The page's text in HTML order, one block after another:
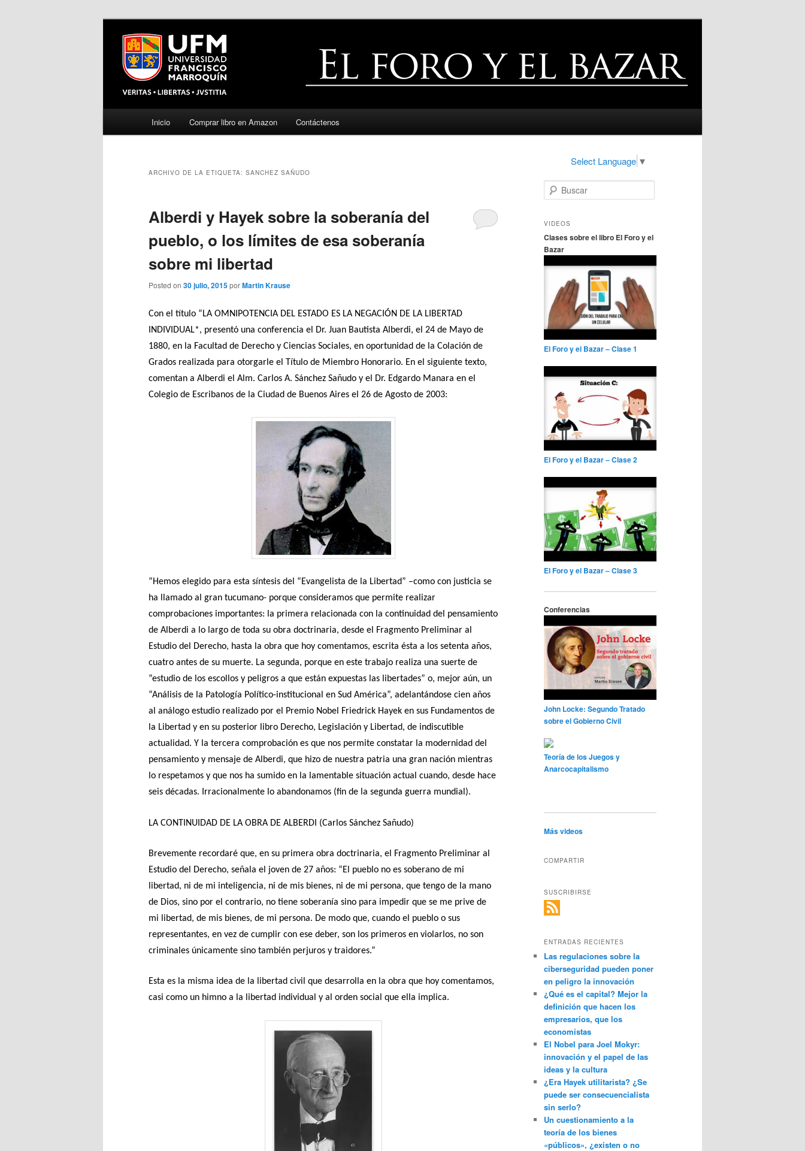
Ir
principal
Ir
secundario
Inicio Comprar libro en Amazon Contáctenos
Select Language ▼
ARCHIVO DE LA ETIQUETA: SANCHEZ SAÑUDO
Alberdi y Hayek sobre la soberanía del
pueblo, o los límites de esa soberanía
sobre mi libertad
Posted on 30 julio, 2015porMartin Krause
Con el título “LA OMNIPOTENCIA DEL ESTADO ES LA NEGACIÓN DE LA LIBERTAD
INDIVIDUAL*, presentó una conferencia el Dr. Juan Bautista Alberdi, el 24 de Mayo de
1880, en la Facultad de Derecho y Ciencias Sociales, en oportunidad de la Colación de
Grados realizada para otorgarle el Título de Miembro Honorario. En el siguiente texto,
comentan a Alberdi el Alm. Carlos A. Sánchez Sañudo y el Dr. Edgardo Manara en el
Colegio de Escribanos de la Ciudad de Buenos Aires el 26 de Agosto de 2003:
“Hemos elegido para esta síntesis del “Evangelista de la Libertad” –como con justicia se
ha llamado al gran tucumano- porque consideramos que permite realizar
comprobaciones importantes: la primera relacionada con la continuidad del pensamiento
de Alberdi a lo largo de toda su obra doctrinaria, desde el Fragmento Preliminar al
Estudio del Derecho, hasta la obra que hoy comentamos, escrita ésta a los setenta años,
cuatro antes de su muerte. La segunda, porque en este trabajo realiza una suerte de
“estudio de los escollos y peligros a que están expuestas las libertades” o, mejor aún, un
“Análisis de la Patología Político-institucional en Sud América”, adelantándose cien años
al análogo estudio realizado por el Premio Nobel Friedrick Hayek en sus Fundamentos de
la Libertad y en su posterior libro Derecho, Legislación y Libertad, de indiscutible
actualidad. Y la tercera comprobación es que nos permite constatar la modernidad del
pensamiento y mensaje de Alberdi, que hizo de nuestra patria una gran nación mientras
lo respetamos y que nos ha sumido en la lamentable situación actual cuando, desde hace
seis décadas. Irracionalmente lo abandonamos (fin de la segunda guerra mundial).
LA CONTINUIDAD DE LA OBRA DE ALBERDI (Carlos Sánchez Sañudo)
Brevemente recordaré que, en su primera obra doctrinaria, el Fragmento Preliminar al
Estudio del Derecho, señala el joven de 27 años: “El pueblo no es soberano de mi
libertad, ni de mi inteligencia, ni de mis bienes, ni de mi persona, que tengo de la mano
de Dios, sino por el contrario, no tiene soberanía sino para impedir que se me prive de
mi libertad, de mis bienes, de mi persona. De modo que, cuando el pueblo o sus
representantes, en vez de cumplir con ese deber, son los primeros en violarlos, no son
criminales únicamente sino también perjuros y traidores.”
Esta es la misma idea de la libertad civil que desarrolla en la obra que hoy comentamos,
casi como un himno a la libertad individual y al orden social que ella implica.
u
c
r
VIDEOS
Clases sobre el libro El Foro y el
Bazar
El Foro y el Bazar – Clase 1
El Foro y el Bazar – Clase 2
El Foro y el Bazar – Clase 3
Conferencias
John Locke: Segundo Tratado
sobre el Gobierno Civil
Teoría de los Juegos y
Anarcocapitalismo
Más videos
COMPARTIR
SUSCRIBIRSE
ENTRADAS RECIENTES
Las regulaciones sobre la
ciberseguridad pueden poner
en peligro la innovación
¿Qué es el capital? Mejor la
definición que hacen los
empresarios, que los
economistas
El Nobel para Joel Mokyr:
innovación y el papel de las
ideas y la cultura
¿Era Hayek utilitarista? ¿Se
puede ser consecuencialista
sin serlo?
Un cuestionamiento a la
teoría de los bienes
«públicos», ¿existen o no